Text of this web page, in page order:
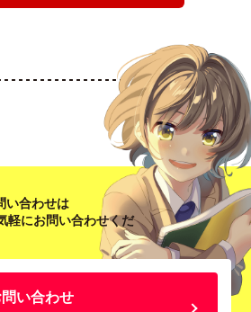
い合わせは
軽にお問い合わせくだ
い合わせ